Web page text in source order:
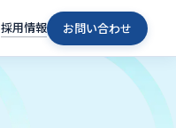
採用情報 お問い合わせ